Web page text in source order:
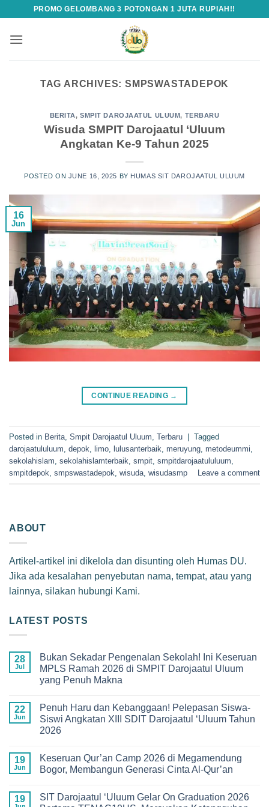
content
PROMO GELOMBANG 3 POTONGAN 1 JUTA RUPIAH!!
TAG ARCHIVES: SMPSWASTADEPOK
BERITA,SMPIT DAROJAATUL ULUUM, TERBARU
Wisuda SMPIT Darojaatul ‘Uluum
Angkatan Ke-9 Tahun 2025
POSTED ON JUNE 16, 2025 BY HUMAS SIT DAROJAATUL ULUUM
16
Jun
CONTINUE READING →
Posted in Berita Smpit Darojaatul Uluum Terbaru | Tagged
darojaatululuum depok limo lulusanterbaik meruyung metodeummi
sekolahislam sekolahislamterbaik smpit smpitdarojaatululuum
smpitdepok smpswastadepok wisuda wisudasmp Leave a comment
ABOUT
Artikel-artikel ini dikelola dan disunting oleh Humas DU.
Jika ada kesalahan penyebutan nama, tempat, atau yang
lainnya, silakan hubungi Kami.
LATEST POSTS
28
Jul
Bukan Sekadar Pengenalan Sekolah! Ini Keseruan
MPLS Ramah 2026 di SMPIT Darojaatul Uluum
yang Penuh Makna
on
Bukan
Sekadar
Pengenalan
Keseruan
MPLS
Ramah
SMPIT
Darojaatul
22
Jun
Penuh Haru dan Kebanggaan! Pelepasan Siswa-
Siswi Angkatan XIII SDIT Darojaatul ‘Uluum Tahun
2026
on
Penuh
Haru
Pelepasan
Siswa-
19
Jun
Keseruan Qur’an Camp 2026 di Megamendung
Bogor, Membangun Generasi Cinta Al-Qur’an
on
Keseruan
19
SIT Darojaatul ‘Uluum Gelar On Graduation 2026